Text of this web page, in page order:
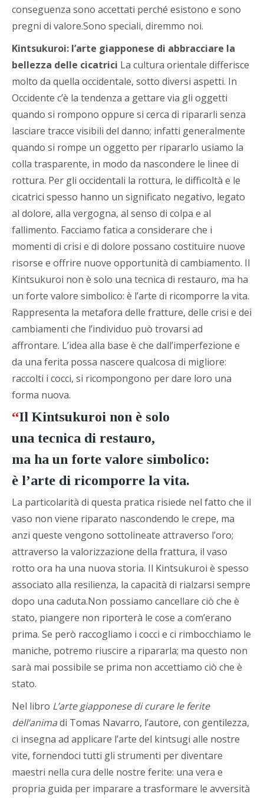
conseguenza sono accettati perché esistono e sono
pregni di valore.Sono speciali, diremmo noi.
Kintsukuroi: l’arte giapponese di abbracciare la
bellezza delle cicatrici La cultura orientale differisce
molto da quella occidentale, sotto diversi aspetti. In
Occidente c’è la tendenza a gettare via gli oggetti
quando si rompono oppure si cerca di ripararli senza
lasciare tracce visibili del danno; infatti generalmente
quando si rompe un oggetto per ripararlo usiamo la
colla trasparente, in modo da nascondere le linee di
rottura. Per gli occidentali la rottura, le difficoltà e le
cicatrici spesso hanno un significato negativo, legato
al dolore, alla vergogna, al senso di colpa e al
fallimento. Facciamo fatica a considerare che i
momenti di crisi e di dolore possano costituire nuove
risorse e offrire nuove opportunità di cambiamento. Il
Kintsukuroi non è solo una tecnica di restauro, ma ha
un forte valore simbolico: è l’arte di ricomporre la vita.
Rappresenta la metafora delle fratture, delle crisi e dei
cambiamenti che l’individuo può trovarsi ad
affrontare. L’idea alla base è che dall’imperfezione e
da una ferita possa nascere qualcosa di migliore:
raccolti i cocci, si ricompongono per dare loro una
forma nuova.
“Il Kintsukuroi non è solo
una tecnica di restauro,
ma ha un forte valore simbolico:
è l’arte di ricomporre la vita.
La particolarità di questa pratica risiede nel fatto che il
vaso non viene riparato nascondendo le crepe, ma
anzi queste vengono sottolineate attraverso l’oro;
attraverso la valorizzazione della frattura, il vaso
rotto ora ha una nuova storia. Il Kintsukuroi è spesso
associato alla resilienza, la capacità di rialzarsi sempre
dopo una caduta.Non possiamo cancellare ciò che è
stato, piangere non riporterà le cose a com’erano
prima. Se però raccogliamo i cocci e ci rimbocchiamo le
maniche, potremo riuscire a ripararla; ma questo non
sarà mai possibile se prima non accettiamo ciò che è
stato.
Nel libro L’arte giapponese di curare le ferite
dell’animadi Tomas Navarro, l’autore, con gentilezza,
ci insegna ad applicare l’arte del kintsugi alle nostre
vite, fornendoci tutti gli strumenti per diventare
maestri nella cura delle nostre ferite: una vera e
propria guida per imparare a trasformare le avversità